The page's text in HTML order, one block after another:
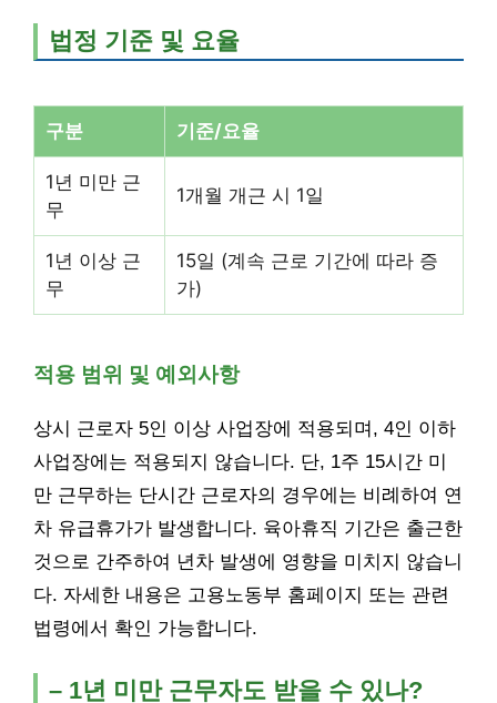
법정 기준 및 요율
구분 기준/요율
1년 미만 근
무
1개월 개근 시 1일
1년 이상 근
무
15일 (계속 근로 기간에 따라 증
가)
적용 범위 및 예외사항
상시 근로자 5인 이상 사업장에 적용되며, 4인 이하
사업장에는 적용되지 않습니다. 단, 1주 15시간 미
만 근무하는 단시간 근로자의 경우에는 비례하여 연
차 유급휴가가 발생합니다. 육아휴직 기간은 출근한
것으로 간주하여 년차 발생에 영향을 미치지 않습니
다. 자세한 내용은 고용노동부 홈페이지 또는 관련
법령에서 확인 가능합니다.
– 1년 미만 근무자도 받을 수 있나?